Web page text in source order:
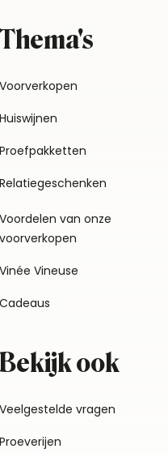
Thema's
Voorverkopen
Huiswijnen
Proefpakketten
Relatiegeschenken
Voordelen van onze
voorverkopen
Vinée Vineuse
Cadeaus
Bekijk ook
Veelgestelde vragen
Proeverijen